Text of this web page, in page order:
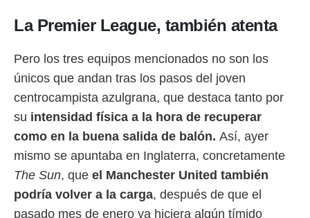
La Premier League, también atenta
Pero los tres equipos mencionados no son los
únicos que andan tras los pasos del joven
centrocampista azulgrana, que destaca tanto por
su intensidad física a la hora de recuperar
como en la buena salida de balón. Así, ayer
mismo se apuntaba en Inglaterra, concretamente
The Sun, que el Manchester United también
podría volver a la carga, después de que el
pasado mes de enero ya hiciera algún tímido